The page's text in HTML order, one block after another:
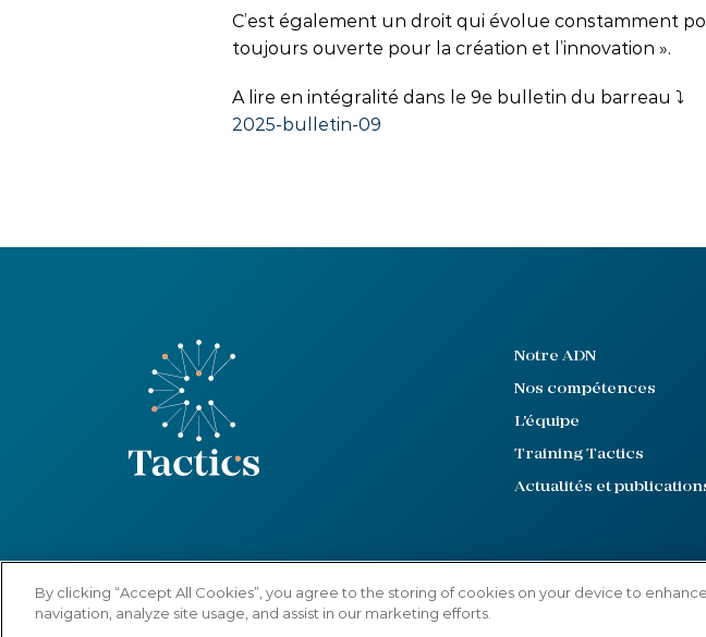
C’est également un droit qui évolue constamment
toujours ouverte pour la création et l’innovation ».
A lire en intégralité dans le 9e bulletin du barreau ⤵️
2025-bulletin-09
Notre ADN
Nos compétences
L'équipe
Training Tactics
Actualités et
©2022-2026Tactics Mentions légales Politique de confidentialité Cookies
By clicking “Accept All Cookies”, you agree to the storing of cookies on your device to
navigation, analyze site usage, and assist in our marketing efforts.